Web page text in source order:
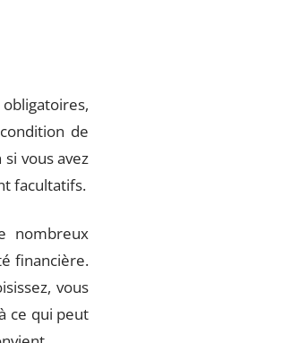
de
vous avez
facultatifs.
nombreux
financière.
vous
ce qui peut